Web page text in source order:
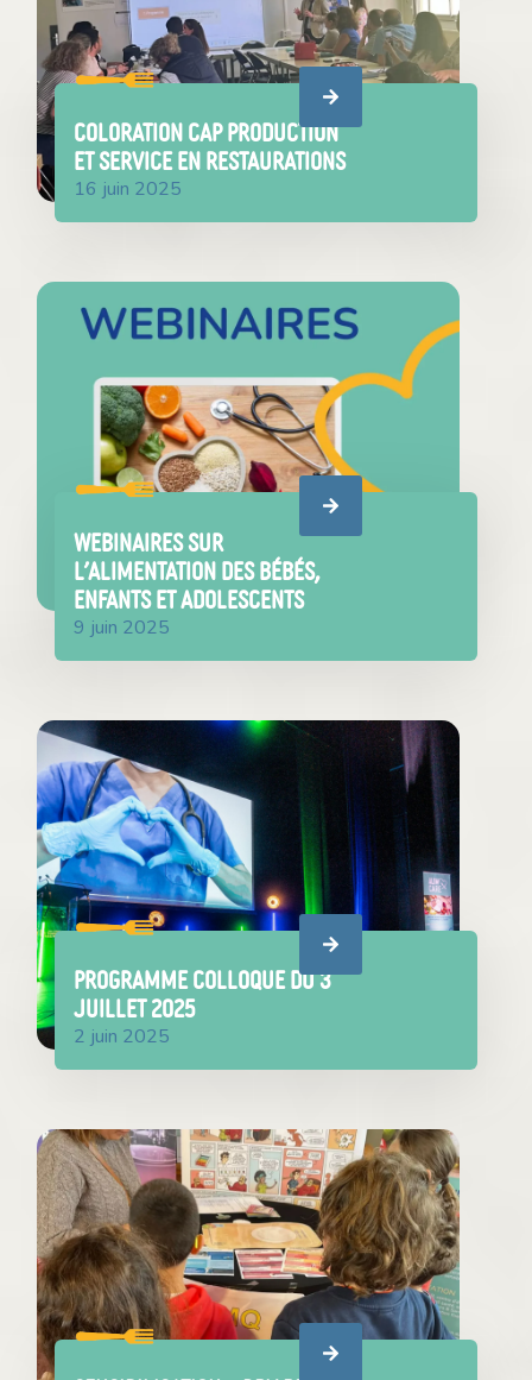
COLORATION CAP Production
et Service en Restaurations
16 juin 2025
WEBINAIRES SUR
L’ALIMENTATION DES BÉBÉS,
ENFANTS ET ADOLESCENTS
9 juin 2025
PROGRAMME COLLOQUE du 3
juillet 2025
2 juin 2025